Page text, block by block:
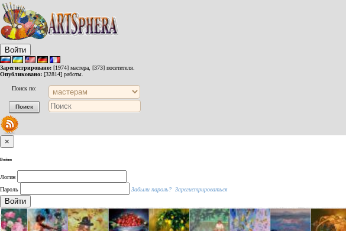
Войти
Зарегистрировано: [1974] мастера, [373] посетителя.
Опубликовано: [32814] работы.
Поиск по:
×
Войти
Логин
Пароль
Забыли пароль? Зарегистрироваться
Войти